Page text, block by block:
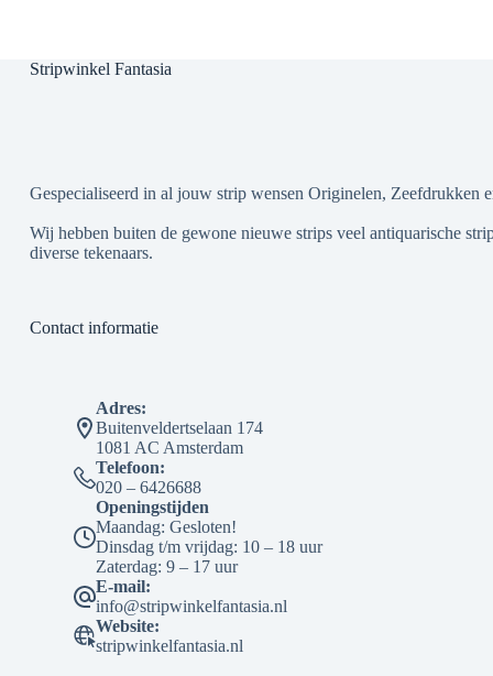
Stripwinkel Fantasia
Gespecialiseerd in al jouw strip wensen Originelen, Zeefdrukken
Wij hebben buiten de gewone nieuwe strips veel antiquarische
diverse tekenaars.
Contact informatie
Adres:
Buitenveldertselaan 174
1081 AC Amsterdam
Telefoon:
020 – 6426688
Openingstijden
Maandag: Gesloten!
Dinsdag t/m vrijdag: 10 – 18 uur
Zaterdag: 9 – 17 uur
E-mail:
info@stripwinkelfantasia.nl
Website:
stripwinkelfantasia.nl